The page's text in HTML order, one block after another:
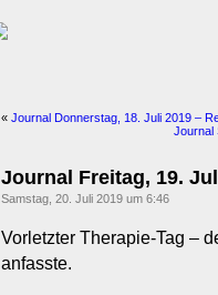
« Journal Donnerstag, 18. Juli 2019 –
Journal
Journal Freitag, 19.
Samstag, 20. Juli 2019 um 6:46
Vorletzter Therapie-Tag –
anfasste.